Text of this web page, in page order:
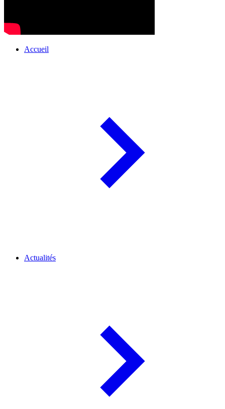
Accueil
Actualités